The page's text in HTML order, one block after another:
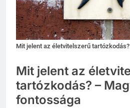
Mit jelent az életvitelszerű tartózkodás?
Mit jelent az
tartózkodás? –
fontossága